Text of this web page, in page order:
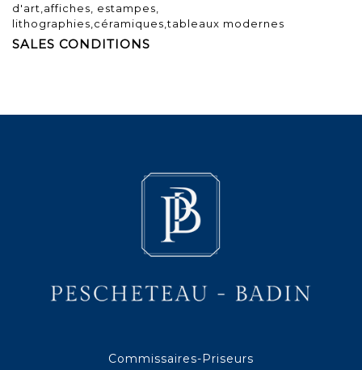
d'art,affiches, estampes,
lithographies,céramiques,tableaux modernes
SALES CONDITIONS
Commissaires-Priseurs